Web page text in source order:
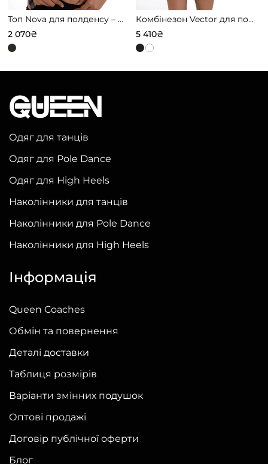
Топ Nova для полденсу – липкий у кольорі Star Black
2 070₴
Цей
кілька
варіантів.
можна
вибрати
на
Комбінезон Vector для полденсу – липкий у чорному кольорі
5 410₴
Цей
Одяг для танців
Одяг для Pole Dance
Одяг для High Heels
Наколінники для танців
Наколінники для Pole Dance
Наколінники для High Heels
Інформація
Queen Coaches
Обмін та повернення
Деталі доставки
Таблиця розмірів
Варіанти змінних подушок
Оптові продажі
Договір публічної оферти
Блог